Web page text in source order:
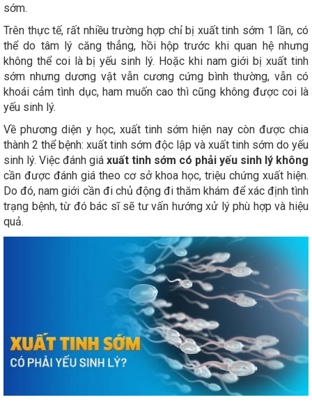
sớm.
Trên thực tế, rất nhiều trường hợp chỉ bị xuất tinh sớm 1 lần, có
thể do tâm lý căng thẳng, hồi hộp trước khi quan hệ nhưng
không thể coi là bị yếu sinh lý. Hoặc khi nam giới bị xuất tinh
sớm nhưng dương vật vẫn cương cứng bình thường, vẫn có
khoái cảm tình dục, ham muốn cao thì cũng không được coi là
yếu sinh lý.
Về phương diện y học, xuất tinh sớm hiện nay còn được chia
thành 2 thể bệnh: xuất tinh sớm độc lập và xuất tinh sớm do yếu
sinh lý. Việc đánh giá xuất tinh sớm có phải yếu sinh lý không
cần được đánh giá theo cơ sở khoa học, triệu chứng xuất hiện.
Do đó, nam giới cần đi chủ động đi thăm khám để xác định tình
trạng bệnh, từ đó bác sĩ sẽ tư vấn hướng xử lý phù hợp và hiệu
quả.